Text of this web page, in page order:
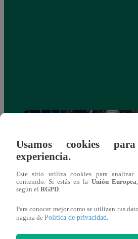
¡Imitadora de Laura Pausini se
ganadora de Yo Soy: Nueva
Usamos cookies
experiencia.
Este sitio utiliza cookies para analizar
contenido. Si estás en la Unión Europea
según el RGPD
Para conocer mejor como se utilizan tus
pagina de Política de privacidad